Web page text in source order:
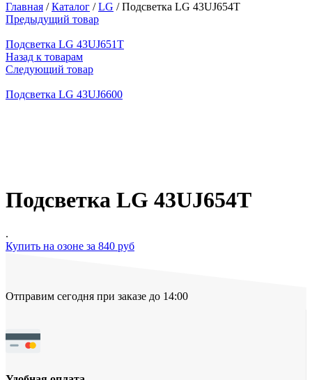
Главная /Каталог /LG /Подсветка LG 43UJ654T
Предыдущий товар
Подсветка LG 43UJ651T
Назад к товарам
Следующий товар
Подсветка LG 43UJ6600
Подсветка LG 43UJ654T
.
Купить на озоне за 840 руб
Отправим сегодня при заказе до 14:00